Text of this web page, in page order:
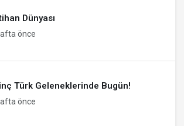
Dünyası
önce
Türk Geleneklerinde Bugün!
önce